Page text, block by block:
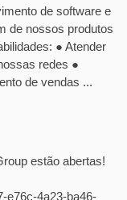
de software e
de nossos produtos
● Atender
redes ●
de vendas ...
estão abertas!
e76c-4a23-ba46-